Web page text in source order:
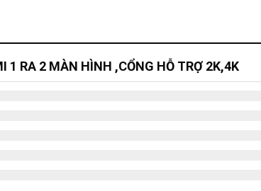
1 RA 2 MÀN HÌNH ,CỔNG HỖ TRỢ 2K,4K